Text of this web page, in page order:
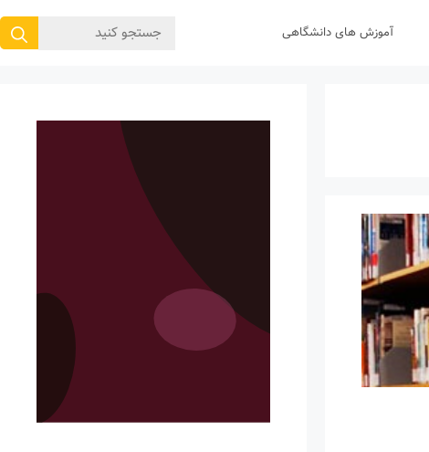
آموزش های دانشگاهی
جستجوی